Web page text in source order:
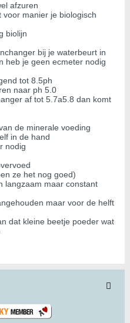
afzuren
manier je biologisch
biolijn
bij je waterbeurt in
heb je geen ecmeter nodig
tot 8.5ph
naar ph 5.0
af tot 5.7a5.8 dan komt
de minerale voeding
in de hand
nodig
ze het nog goed)
langzaam maar constant
maar voor de helft
dat kleine beetje poeder wat